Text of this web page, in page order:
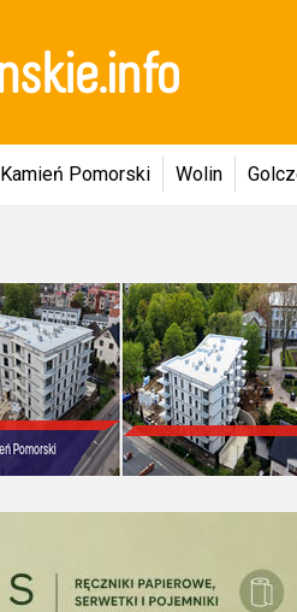
Kamień Pomorski Wolin